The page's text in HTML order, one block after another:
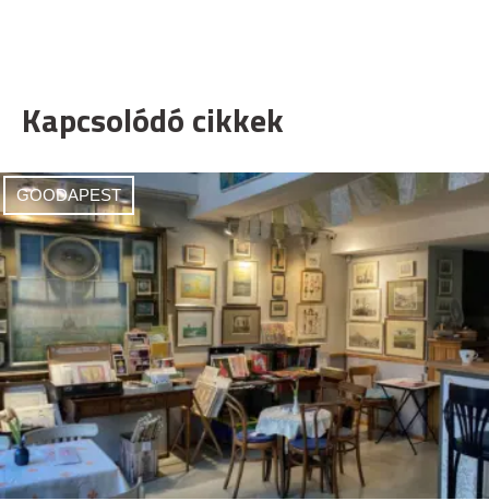
Kapcsolódó cikkek
GOODAPEST